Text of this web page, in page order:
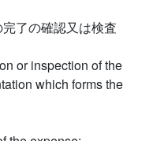
了の確認又は検査
or inspection of the
which forms the